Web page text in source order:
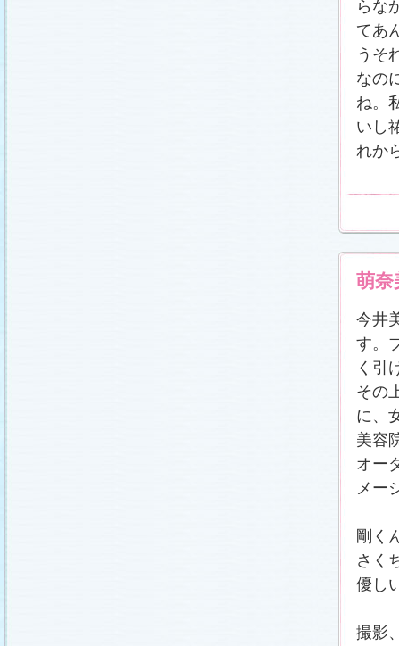
らな
てあ
うそ
なの
ね。
いし
れか
萌
今井
す。
く引
その
に、
美容
オー
メー
剛く
さく
優し
撮影